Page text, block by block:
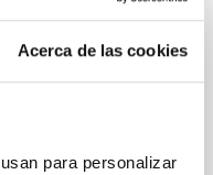
Acerca de las cookies
para personalizar
el origen de la
Observatorio
divulgativa